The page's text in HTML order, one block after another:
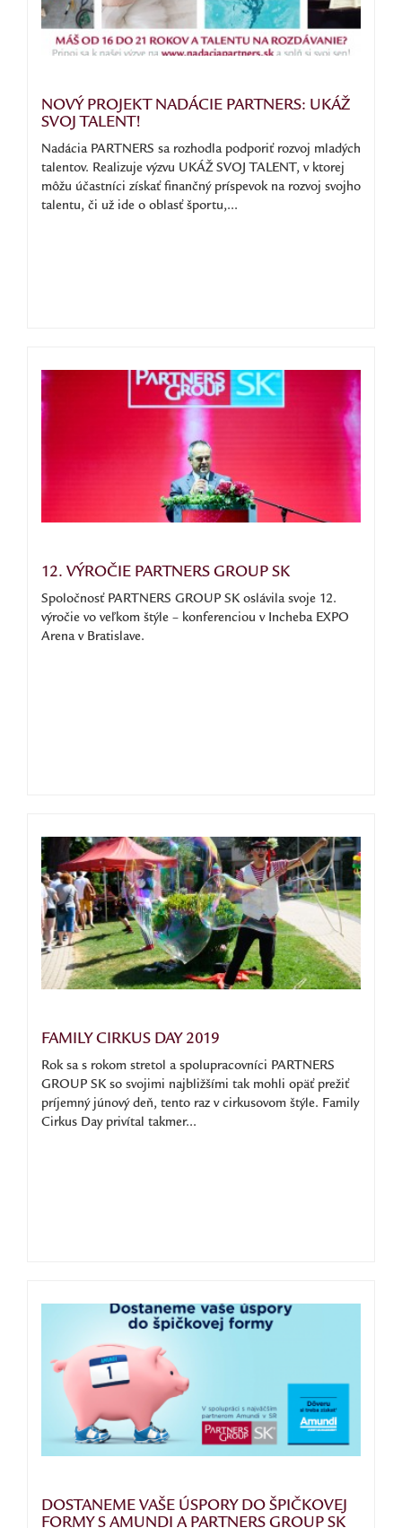
NOVÝ PROJEKT NADÁCIE PARTNERS: UKÁŽ
SVOJ TALENT!
Nadácia PARTNERS sa rozhodla podporiť rozvoj mladých
talentov. Realizuje výzvu UKÁŽ SVOJ TALENT, v ktorej
môžu účastníci získať finančný príspevok na rozvoj svojho
talentu, či už ide o oblasť športu,...
12. VÝROČIE PARTNERS GROUP SK
Spoločnosť PARTNERS GROUP SK oslávila svoje 12.
výročie vo veľkom štýle – konferenciou v Incheba EXPO
Arena v Bratislave.
FAMILY CIRKUS DAY 2019
Rok sa s rokom stretol a spolupracovníci PARTNERS
GROUP SK so svojimi najbližšími tak mohli opäť prežiť
príjemný júnový deň, tento raz v cirkusovom štýle. Family
Cirkus Day privítal takmer...
DOSTANEME VAŠE ÚSPORY DO ŠPIČKOVEJ
FORMY S AMUNDI A PARTNERS GROUP SK